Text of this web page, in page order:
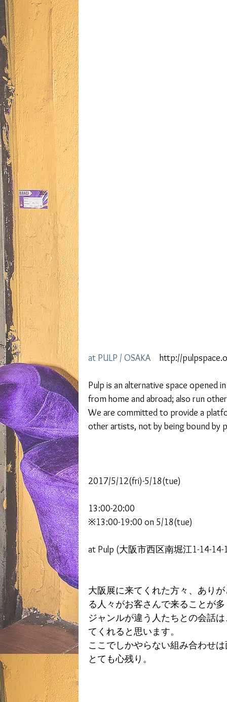
at PULP / OSAKA http://
Pulp is an alternative space opened
from home and abroad; also run
We are committed to provide a
other artists, not by being bound by
2017/5/12(fri)-5/18(tue)
13:00-20:00
※13:00-19:00 on 5/18(tue)
at Pulp (大阪市西区南堀江1-14-
大阪展に来てくれた方々、あり
る人々がお客さんで来ることが
ジャンルが違う人たちとの会話
てくれると思います。
ここでしかやらない組み合わせ
とても心残り。